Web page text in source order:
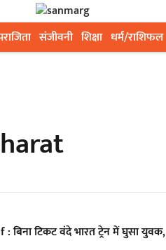
संजीवनी शिक्षा धर्म/राशिफल
टिकट वंदे भारत ट्रेन में घुसा युवक,